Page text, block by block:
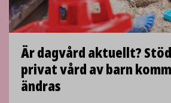
Är dagvård aktuellt?
privat vård av barn
ändras